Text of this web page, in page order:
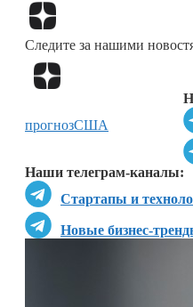
Следите за нашими
Наши телеграм-каналы:
Стартапы и
Новые бизнес-
прогнозСША